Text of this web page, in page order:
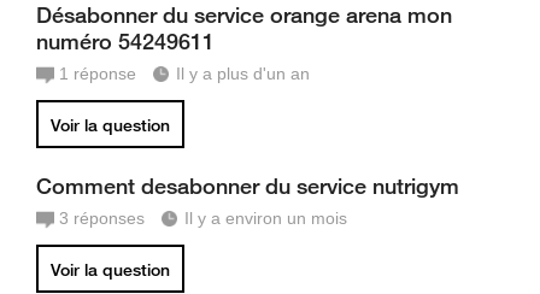
Désabonner du service orange arena mon
numéro 54249611
1 réponse Il y a plus d'un an
Voir la question
Comment desabonner du service nutrigym
3 réponses Il y a environ un mois
Voir la question